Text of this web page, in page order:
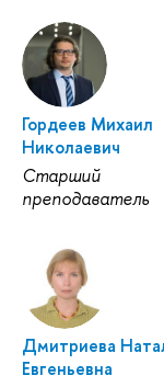
Гордеев Михаил
Николаевич
Старший
преподаватель
Дмитриева
Евгеньевна